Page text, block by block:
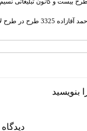
لایه باز – طرح ۲۰ دارد .
بنویسید
دیدگاه